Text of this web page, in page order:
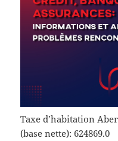
Taxe d’habitation
(base nette): 624869.0